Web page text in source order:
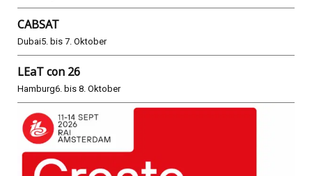
CABSAT
Dubai5. bis 7. Oktober
LEaT con 26
Hamburg6. bis 8. Oktober